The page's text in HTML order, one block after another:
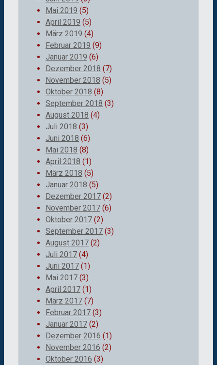
Mai 2019 (5)
April 2019 (5)
März 2019 (4)
Februar 2019 (9)
Januar 2019 (6)
Dezember 2018 (7)
November 2018 (5)
Oktober 2018 (8)
September 2018 (3)
August 2018 (4)
Juli 2018 (3)
Juni 2018 (6)
Mai 2018 (8)
April 2018 (1)
März 2018 (5)
Januar 2018 (5)
Dezember 2017 (2)
November 2017 (6)
Oktober 2017 (2)
September 2017 (3)
August 2017 (2)
Juli 2017 (4)
Juni 2017 (1)
Mai 2017 (3)
April 2017 (1)
März 2017 (7)
Februar 2017 (3)
Januar 2017 (2)
Dezember 2016 (1)
November 2016 (2)
Oktober 2016 (3)